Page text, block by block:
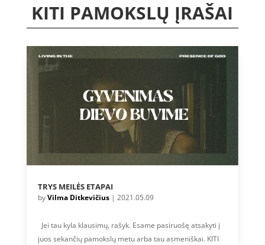
KITI PAMOKSLŲ ĮRAŠAI
TRYS MEILĖS ETAPAI
byVilma Ditkevičius| 2021.05.09
Jei tau kyla klausimų, rašyk. Esame pasiruošę atsakyti į
juos sekančių pamokslų metu arba tau asmeniškai. KITI